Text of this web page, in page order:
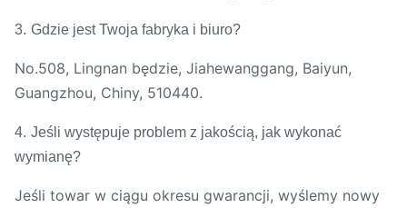
3. Gdzie jest Twoja fabryka i biuro?
No.508, Lingnan będzie, Jiahewanggang, Baiyun,
Guangzhou, Chiny, 510440.
4. Jeśli występuje problem z jakością, jak wykonać
wymianę?
Jeśli towar w ciągu okresu gwarancji, wyślemy nowy